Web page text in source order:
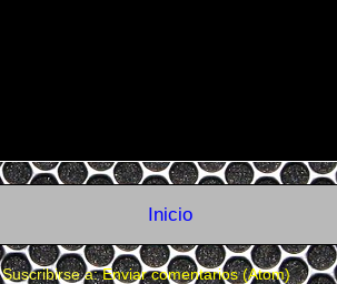
Inicio
Suscribirse a:Enviar comentarios (Atom)